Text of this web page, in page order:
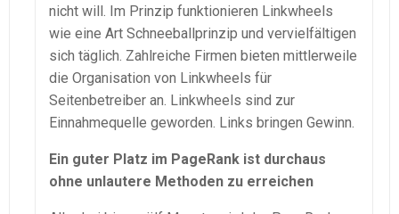
nicht will. Im Prinzip funktionieren Linkwheels
wie eine Art Schneeballprinzip und vervielfältigen
sich täglich. Zahlreiche Firmen bieten mittlerweile
die Organisation von Linkwheels für
Seitenbetreiber an. Linkwheels sind zur
Einnahmequelle geworden. Links bringen Gewinn.
Ein guter Platz im PageRank ist durchaus
ohne unlautere Methoden zu erreichen